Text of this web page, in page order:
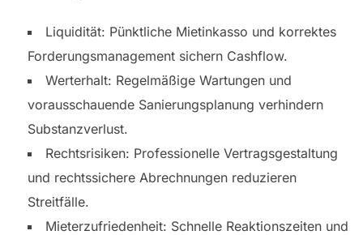
Liquidität: Pünktliche Mietinkasso und korrektes
Forderungsmanagement sichern Cashflow.
Werterhalt: Regelmäßige Wartungen und
vorausschauende Sanierungsplanung verhindern
Substanzverlust.
Rechtsrisiken: Professionelle Vertragsgestaltung
und rechtssichere Abrechnungen reduzieren
Streitfälle.
Mieterzufriedenheit: Schnelle Reaktionszeiten und